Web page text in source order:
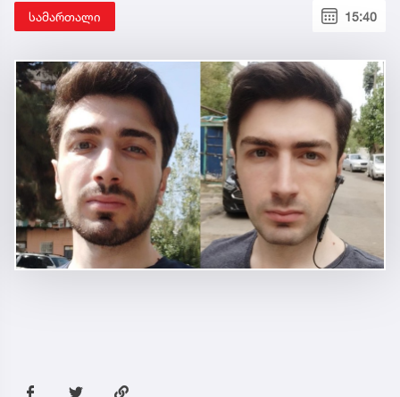
სამართალი 15:40